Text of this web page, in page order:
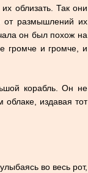
облизать. Так они
от размышлений их
он был похож на
громче и громче, и
корабль. Он не
издавая тот
во весь рот,